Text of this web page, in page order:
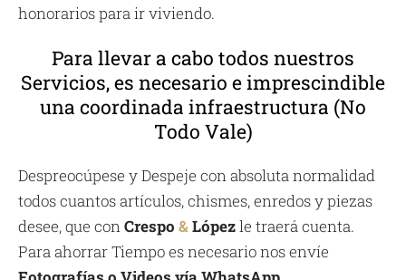
honorarios para ir viviendo.
Para llevar a cabo todos nuestros
Servicios, es necesario e imprescindible
una coordinada infraestructura (No
Todo Vale)
Despreocúpese y Despeje con absoluta normalidad
todos cuantos artículos, chismes, enredos y piezas
desee, que conCrespo &Lópezle traerá cuenta.
Para ahorrar Tiempo es necesario nos envíe